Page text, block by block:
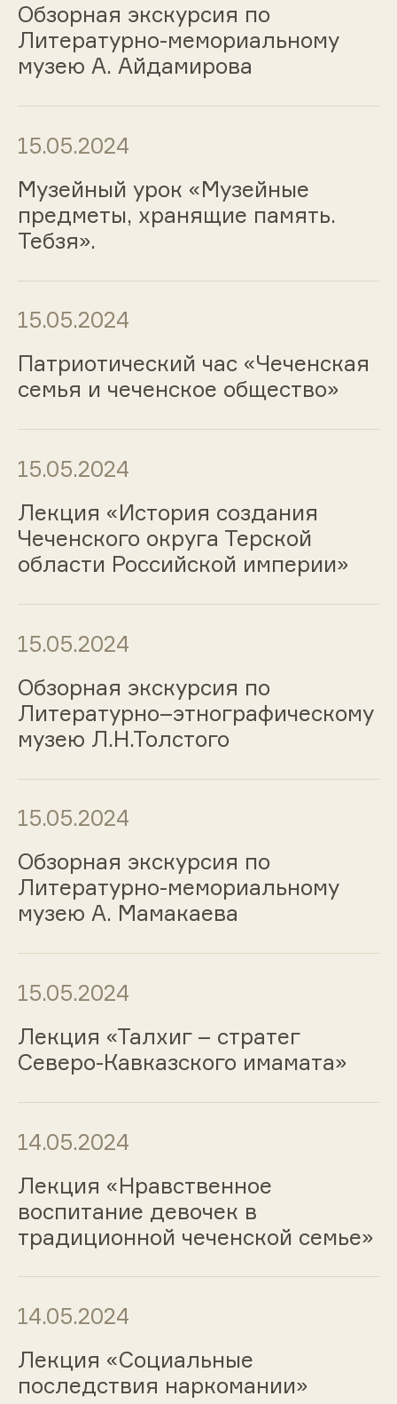
Обзорная экскурсия по
Литературно-мемориальному
музею А. Айдамирова
15.05.2024
Музейный урок «Музейные
предметы, хранящие память.
Тебзя».
15.05.2024
Патриотический час «Чеченская
семья и чеченское общество»
15.05.2024
Лекция «История создания
Чеченского округа Терской
области Российской империи»
15.05.2024
Обзорная экскурсия по
Литературно–этнографическому
музею Л.Н.Толстого
15.05.2024
Обзорная экскурсия по
Литературно-мемориальному
музею А. Мамакаева
15.05.2024
Лекция «Талхиг – стратег
Северо-Кавказского имамата»
14.05.2024
Лекция «Нравственное
воспитание девочек в
традиционной чеченской семье»
14.05.2024
Лекция «Социальные
последствия наркомании»